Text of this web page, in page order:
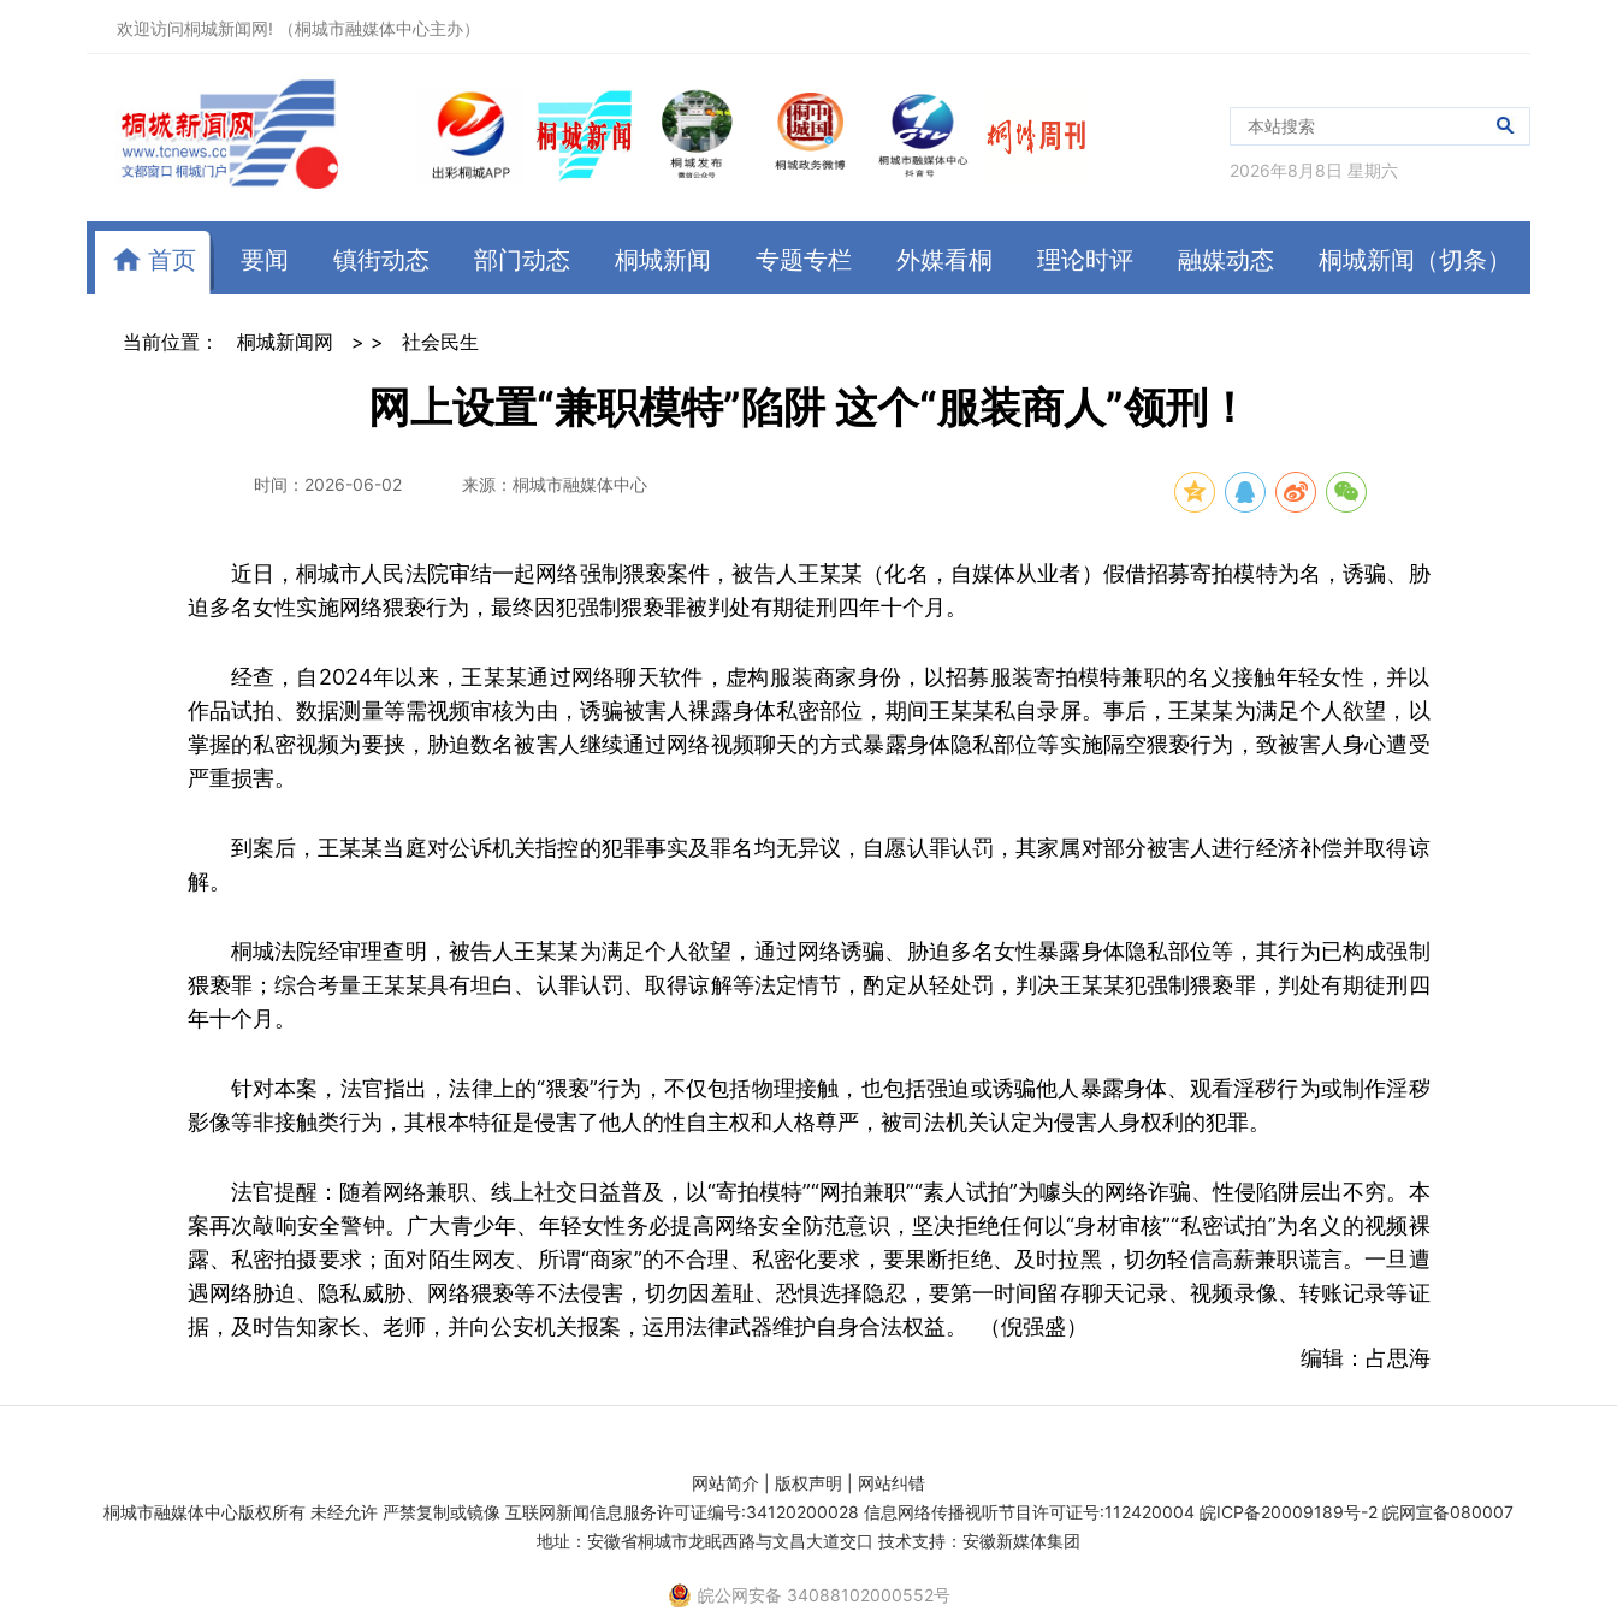
欢迎访问桐城新闻网! （桐城市融媒体中心主办）
2026年8月8日 星期六
首页 要闻 镇街动态 部门动态 桐城新闻 专题专栏 外媒看桐 理论时评 融媒动态 桐城新闻（切条）
当前位置： 桐城新闻网 > > 社会民生
网上设置“兼职模特”陷阱 这个“服装商人”领刑！
时间：2026-06-02 来源：桐城市融媒体中心
近日，桐城市人民法院审结一起网络强制猥亵案件，被告人王某某（化名，自媒体从业者）假借招募寄拍模特为名，诱骗、胁
迫多名女性实施网络猥亵行为，最终因犯强制猥亵罪被判处有期徒刑四年十个月。
经查，自2024年以来，王某某通过网络聊天软件，虚构服装商家身份，以招募服装寄拍模特兼职的名义接触年轻女性，并以
作品试拍、数据测量等需视频审核为由，诱骗被害人裸露身体私密部位，期间王某某私自录屏。事后，王某某为满足个人欲望，以
掌握的私密视频为要挟，胁迫数名被害人继续通过网络视频聊天的方式暴露身体隐私部位等实施隔空猥亵行为，致被害人身心遭受
严重损害。
到案后，王某某当庭对公诉机关指控的犯罪事实及罪名均无异议，自愿认罪认罚，其家属对部分被害人进行经济补偿并取得谅
解。
桐城法院经审理查明，被告人王某某为满足个人欲望，通过网络诱骗、胁迫多名女性暴露身体隐私部位等，其行为已构成强制
猥亵罪；综合考量王某某具有坦白、认罪认罚、取得谅解等法定情节，酌定从轻处罚，判决王某某犯强制猥亵罪，判处有期徒刑四
年十个月。
针对本案，法官指出，法律上的“猥亵”行为，不仅包括物理接触，也包括强迫或诱骗他人暴露身体、观看淫秽行为或制作淫秽
影像等非接触类行为，其根本特征是侵害了他人的性自主权和人格尊严，被司法机关认定为侵害人身权利的犯罪。
法官提醒：随着网络兼职、线上社交日益普及，以“寄拍模特”“网拍兼职”“素人试拍”为噱头的网络诈骗、性侵陷阱层出不穷。本
案再次敲响安全警钟。广大青少年、年轻女性务必提高网络安全防范意识，坚决拒绝任何以“身材审核”“私密试拍”为名义的视频裸
露、私密拍摄要求；面对陌生网友、所谓“商家”的不合理、私密化要求，要果断拒绝、及时拉黑，切勿轻信高薪兼职谎言。一旦遭
遇网络胁迫、隐私威胁、网络猥亵等不法侵害，切勿因羞耻、恐惧选择隐忍，要第一时间留存聊天记录、视频录像、转账记录等证
据，及时告知家长、老师，并向公安机关报案，运用法律武器维护自身合法权益。 （倪强盛）
编辑：占思海
网站简介 版权声明
网站纠错
桐城市融媒体中心版权所有 未经允许 严禁复制或镜像 互联网新闻信息服务许可证编号:34120200028 信息网络传播视听节目许可证号:112420004 皖ICP备20009189号-2 皖网宣备080007
地址：安徽省桐城市龙眠西路与文昌大道交口 技术支持：安徽新媒体集团
皖公网安备 34088102000552号